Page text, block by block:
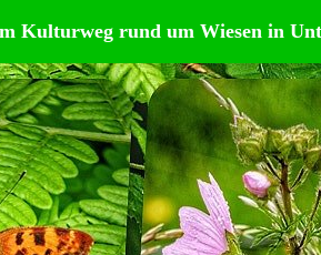
Kulturweg rund um Wiesen in